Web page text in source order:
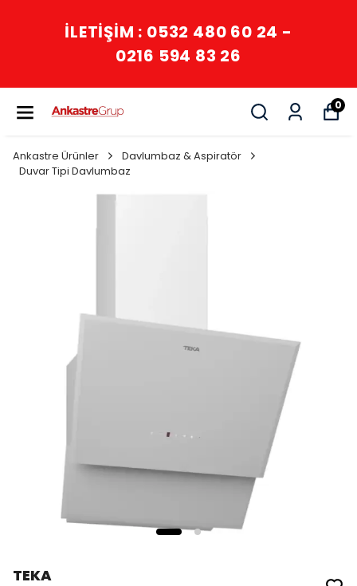
İLETİŞİM : 0532 480 60 24 -
0216 594 83 26
0
Ankastre Ürünler
Davlumbaz & Aspiratör
Duvar Tipi Davlumbaz
TEKA